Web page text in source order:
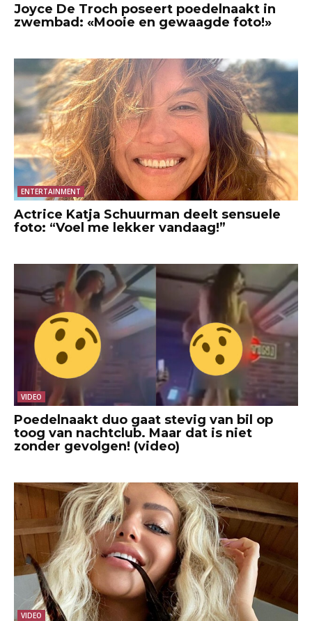
Joyce De Troch poseert poedelnaakt in
zwembad: «Mooie en gewaagde foto!»
ENTERTAINMENT
Actrice Katja Schuurman deelt sensuele
foto: “Voel me lekker vandaag!”
VIDEO
Poedelnaakt duo gaat stevig van bil op
toog van nachtclub. Maar dat is niet
zonder gevolgen! (video)
VIDEO